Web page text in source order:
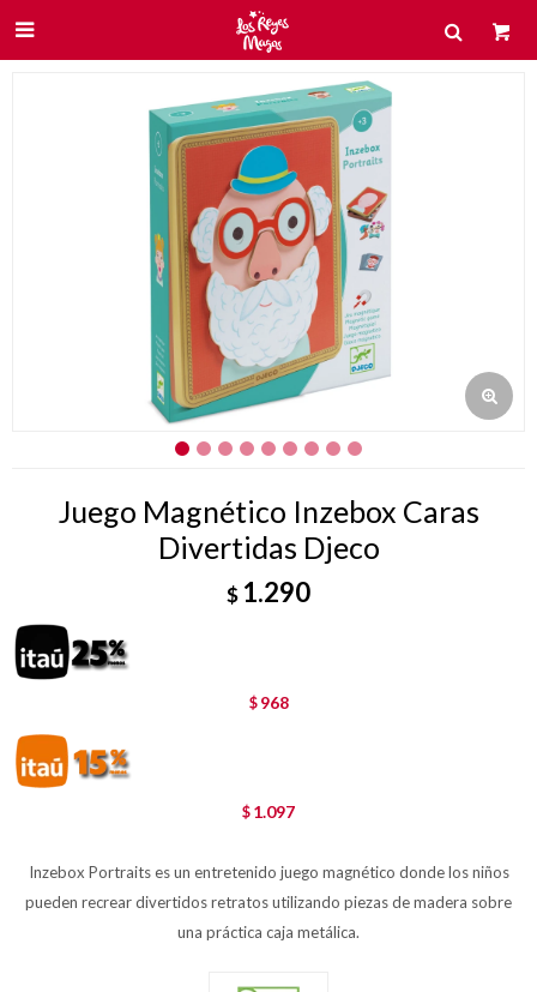

Juego Magnético Inzebox Caras
Divertidas Djeco
$ 1.290
$ 968
$ 1.097
Inzebox Portraits es un entretenido juego magnético donde los niños
pueden recrear divertidos retratos utilizando piezas de madera sobre
una práctica caja metálica.